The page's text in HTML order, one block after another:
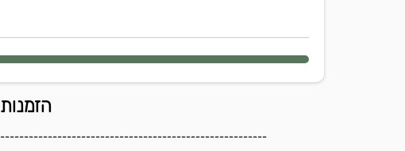
הזמנות